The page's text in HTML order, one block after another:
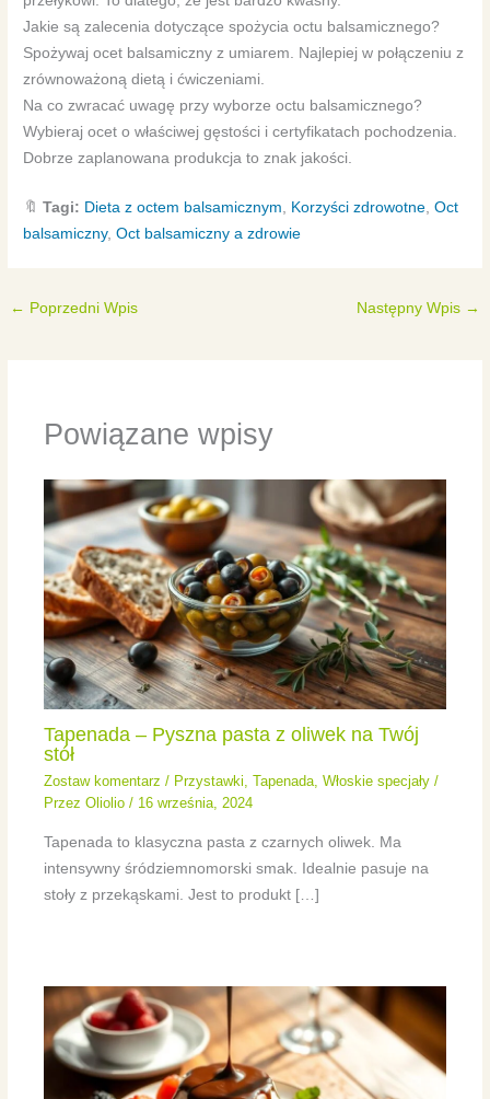
Jakie są zalecenia dotyczące spożycia octu balsamicznego?
Spożywaj ocet balsamiczny z umiarem. Najlepiej w połączeniu z
zrównoważoną dietą i ćwiczeniami.
Na co zwracać uwagę przy wyborze octu balsamicznego?
Wybieraj ocet o właściwej gęstości i certyfikatach pochodzenia.
Dobrze zaplanowana produkcja to znak jakości.
🔖Tagi: Dieta z octem balsamicznym Korzyści zdrowotne ,Oct
balsamiczny,Oct balsamiczny a zdrowie
← Poprzedni Wpis Następny Wpis →
Powiązane wpisy
Tapenada – Pyszna pasta z oliwek na Twój
stół
Zostaw komentarz / Przystawki,Tapenada,Włoskie specjały /
Przez Oliolio/ 16 września, 2024
Tapenada to klasyczna pasta z czarnych oliwek. Ma
intensywny śródziemnomorski smak. Idealnie pasuje na
stoły z przekąskami. Jest to produkt […]